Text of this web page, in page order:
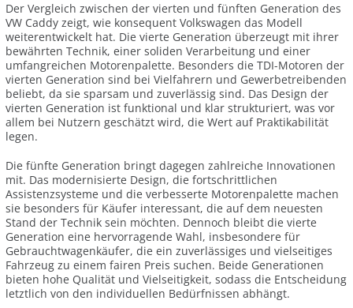
Der Vergleich zwischen der vierten und fünften Generation des
VW Caddy zeigt, wie konsequent Volkswagen das Modell
weiterentwickelt hat. Die vierte Generation überzeugt mit ihrer
bewährten Technik, einer soliden Verarbeitung und einer
umfangreichen Motorenpalette. Besonders die TDI-Motoren der
vierten Generation sind bei Vielfahrern und Gewerbetreibenden
beliebt, da sie sparsam und zuverlässig sind. Das Design der
vierten Generation ist funktional und klar strukturiert, was vor
allem bei Nutzern geschätzt wird, die Wert auf Praktikabilität
legen.
Die fünfte Generation bringt dagegen zahlreiche Innovationen
mit. Das modernisierte Design, die fortschrittlichen
Assistenzsysteme und die verbesserte Motorenpalette machen
sie besonders für Käufer interessant, die auf dem neuesten
Stand der Technik sein möchten. Dennoch bleibt die vierte
Generation eine hervorragende Wahl, insbesondere für
Gebrauchtwagenkäufer, die ein zuverlässiges und vielseitiges
Fahrzeug zu einem fairen Preis suchen. Beide Generationen
bieten hohe Qualität und Vielseitigkeit, sodass die Entscheidung
letztlich von den individuellen Bedürfnissen abhängt.